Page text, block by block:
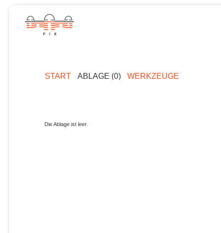
START ABLAGE (0) WERKZEUGE
Die Ablage ist leer.